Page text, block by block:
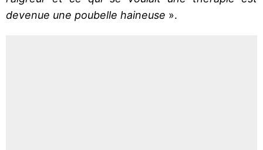
devenue une poubelle haineuse ».